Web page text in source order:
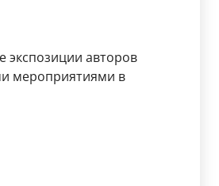
экспозиции авторов
мероприятиями в